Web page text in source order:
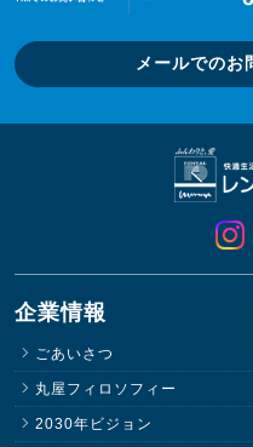
メールでのお
企業情報
ごあいさつ
丸屋フィロソフィー
2030年ビジョン